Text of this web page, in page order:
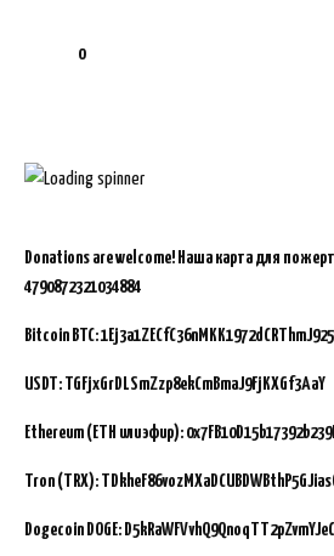
0
Donations are welcome! Наша карта для
4790872321034884
Bitcoin BTC:
USDT: TGFjxGrDLSmZzp8ekCmBmaJ9FjKXGf3AaY
Ethereum (ETH или эфир):
Tron (TRX):
Dogecoin DOGE: